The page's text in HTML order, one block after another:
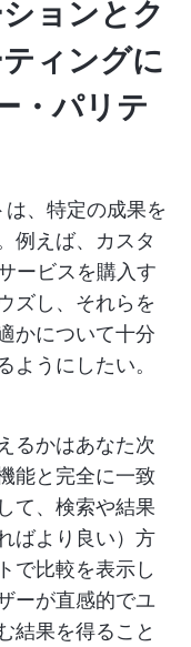
ョンとク
ィングに
・パリテ
、特定の成果を
例えば、カスタ
ービスを購入す
ズし、それらを
かについて十分
ようにしたい。
るかはあなた次
能と完全に一致
て、検索や結果
ばより良い）方
で比較を表示し
ーが直感的でユ
結果を得ること